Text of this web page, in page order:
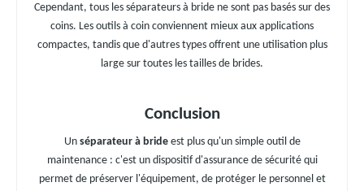
Cependant, tous les séparateurs à bride ne sont pas basés sur des
coins. Les outils à coin conviennent mieux aux applications
compactes, tandis que d'autres types offrent une utilisation plus
large sur toutes les tailles de brides.
Conclusion
Un séparateur à bride est plus qu'un simple outil de
maintenance : c'est un dispositif d'assurance de sécurité qui
permet de préserver l'équipement, de protéger le personnel et